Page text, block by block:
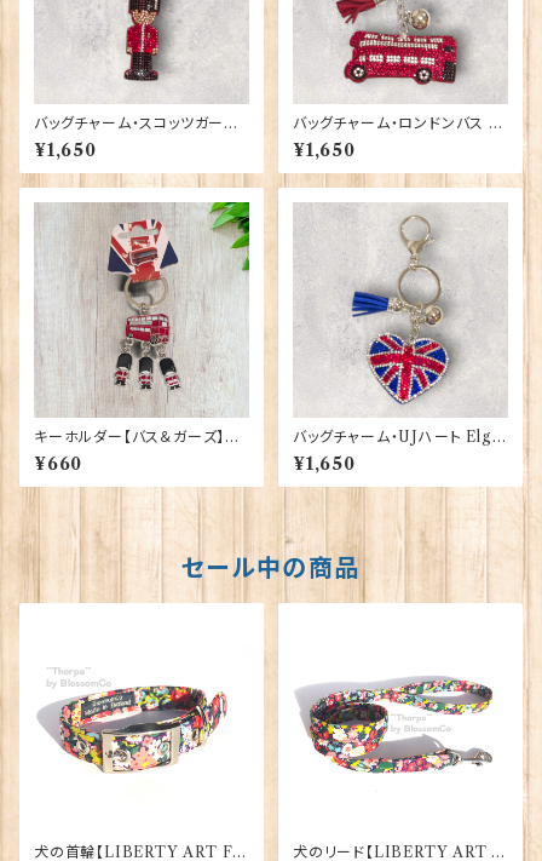
バッグチャーム・スコッツガーズ
Elgate Products 90420
¥1,650
バッグチャーム・ロンドンバス El
gate Products 90419
¥1,650
キーホルダー【バス＆ガーズ】A&
S Gift 90425
¥660
バッグチャーム・UJハート Elgat
e Products 90421
¥1,650
セール中の商品
犬の首輪【LIBERTY ART FA 犬のリード【LIBERTY ART F